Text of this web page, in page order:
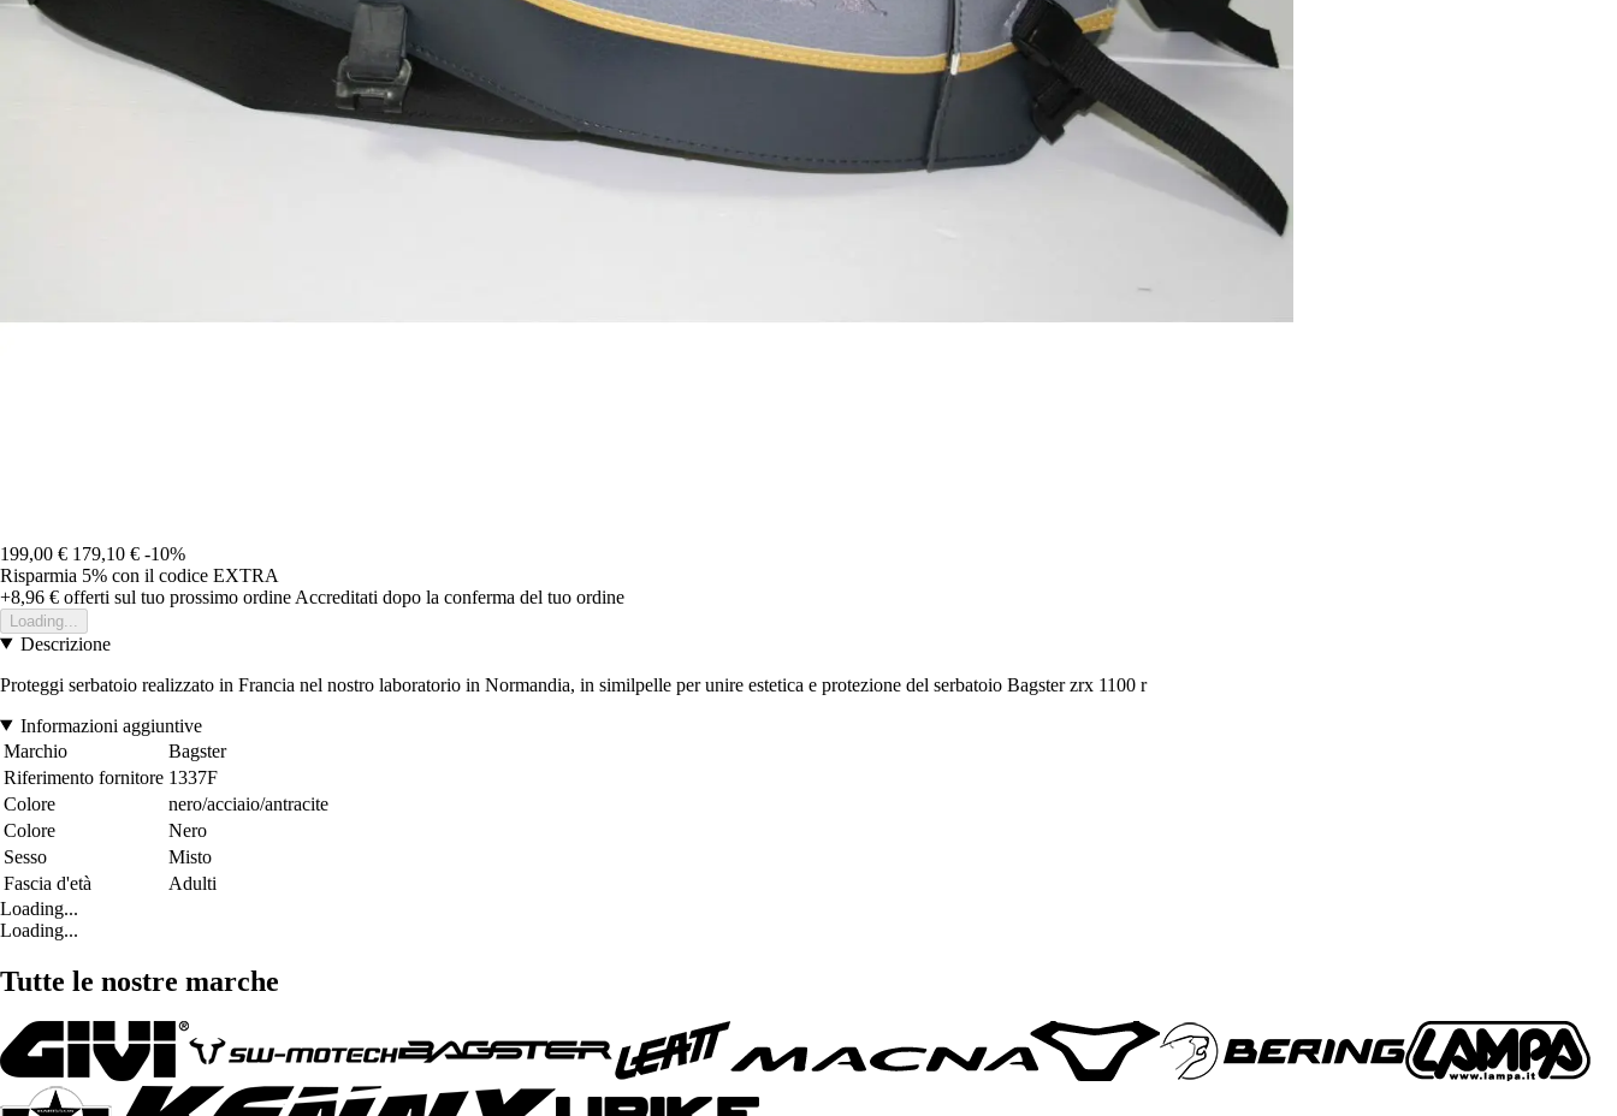
199,00 € 179,10 € -10%
Risparmia 5% con il codice EXTRA
+8,96 € offerti sul tuo prossimo ordine Accreditati dopo la conferma del tuo ordine
Loading...
Descrizione
Proteggi serbatoio realizzato in Francia nel nostro laboratorio in Normandia, in similpelle per unire estetica e protezione del serbatoio Bagster zrx 1100 r
Informazioni aggiuntive
Marchio
Bagster
Riferimento fornitore 1337F
Colore
nero/acciaio/antracite
Colore
Nero
Sesso
Misto
Fascia d'età
Adulti
Loading...
Loading...
Tutte le nostre marche